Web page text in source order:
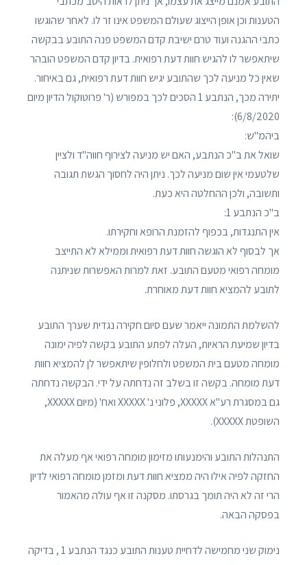
הטענות וכן אופן הייצוג שעולם המשפט אינו זר לו. לאחר שהוגשו
כתבי ההגנה ועוד טרם ישיבת קדם המשפט פנה התובע בבקשה
שיתאפשר לו להגיש חוות דעת רפואית. בדיון קדם המשפט הובהר
שאין כל מניעה לכך שהתובע יגיש חוות דעת רפואית, גם באיחור.
יתירה מכך, הנתבע 1 הסכים לכך במפורש (ר' פרוטוקול הדיון מיום
6/8/2020):
ביהמ"ש:
שואל את ב"כ הנתבע, האם יש מניעה לצירוף חווה"ד ולציין
שלטעמי אין שום מניעה לכך. ניתן היה לחסוך הגשת תגובה
ותשובה, ולכן ההחלטה היא כעת.
ב"כ הנתבע 1:
אין התנגדות, בכפוף להזמנת הרופא וחקירתו.
אך לבסוף לא הוגשה חוות דעת רפואית וממילא לא התייצב
מומחה רפואי מטעם התובע. זאת למרות האפשרות שניתנה
לתובע להמציא חוות דעת מאוחרת.
להשלמת התמונה ייאמר שעם סיום חקירה נגדית שערך התובע
בדיון שמיעת הראיות, העלה לפתע התובע בקשה לפיה ימונה
מומחה מטעם בית המשפט ולחלופין שיתאפשר לן להמציא חוות
דעת מומחה. בקשה זו בשלב זה נדחתה על ידי. הבקשה נדחתה
גם במסגרת רע"א XXXXX, פלוני נ' XXXXX ואח' (מיום XXXXX,
השופטת XXXXX).
התנהלות התובע והימנעותו מזימון מומחה רפואי אף מעלה את
החזקה לפיה אילו היה ממציא חוות דעת ומזמן מומחה רפואי לדיון
הרי זה לא היה תומך בגרסתו. מסקנה זו אף עולה מהאמור
בפסקה הבאה.
נימוק שני מחמישה לדחיית טענות התובע כנגד הנתבע 1 , בדיקה